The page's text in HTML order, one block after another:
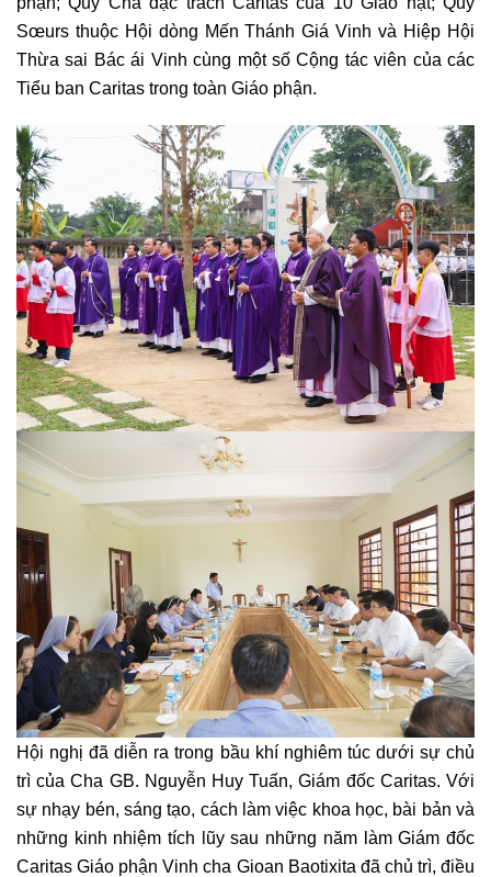
Sœurs thuộc Hội dòng Mến Thánh Giá Vinh và Hiệp Hội
Thừa sai Bác ái Vinh cùng một số Cộng tác viên của các
Tiểu ban Caritas trong toàn Giáo phận.
Hội nghị đã diễn ra trong bầu khí nghiêm túc dưới sự chủ
trì của Cha GB. Nguyễn Huy Tuấn, Giám đốc Caritas. Với
sự nhạy bén, sáng tạo, cách làm việc khoa học, bài bản và
những kinh nhiệm tích lũy sau những năm làm Giám đốc
Caritas Giáo phận Vinh cha Gioan Baotixita đã chủ trì, điều